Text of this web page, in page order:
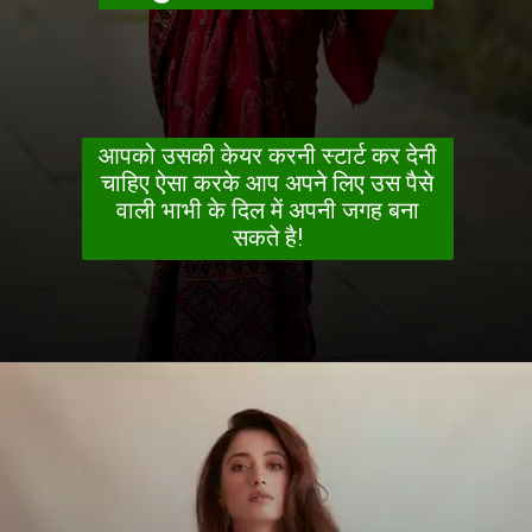
आपको उसकी केयर करनी स्टार्ट कर देनी
चाहिए ऐसा करके आप अपने लिए उस पैसे
वाली भाभी के दिल में अपनी जगह बना
सकते है!